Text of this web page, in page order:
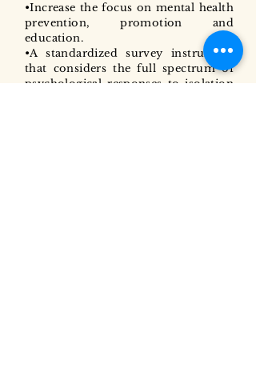
•Increase the focus on mental health
prevention, promotion and
education.
•A standardized survey instrument
that considers the full spectrum of
psychological responses to isolation